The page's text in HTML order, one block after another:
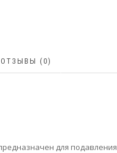
ОТЗЫВЫ (0)
для подавления